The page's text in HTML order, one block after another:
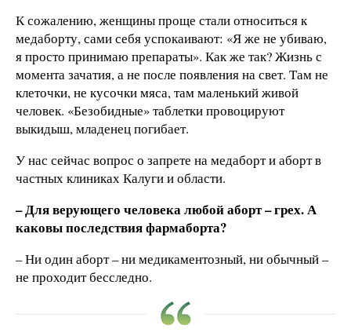
К сожалению, женщины проще стали относиться к
медаборту, сами себя успокаивают: «Я же не убиваю,
я просто принимаю препараты». Как же так? Жизнь с
момента зачатия, а не после появления на свет. Там не
клеточки, не кусочки мяса, там маленький живой
человек. «Безобидные» таблетки провоцируют
выкидыш, младенец погибает.
У нас сейчас вопрос о запрете на медаборт и аборт в
частных клиниках Калуги и области.
– Для верующего человека любой аборт – грех. А
каковы последствия фармаборта?
– Ни один аборт – ни медикаментозный, ни обычный –
не проходит бесследно.